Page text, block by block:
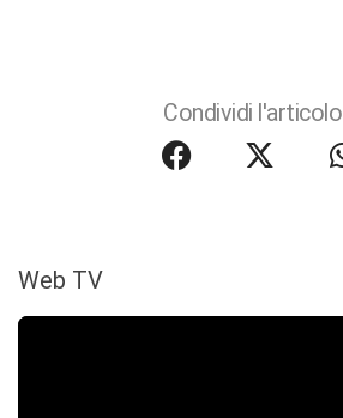
Condividi
Web TV